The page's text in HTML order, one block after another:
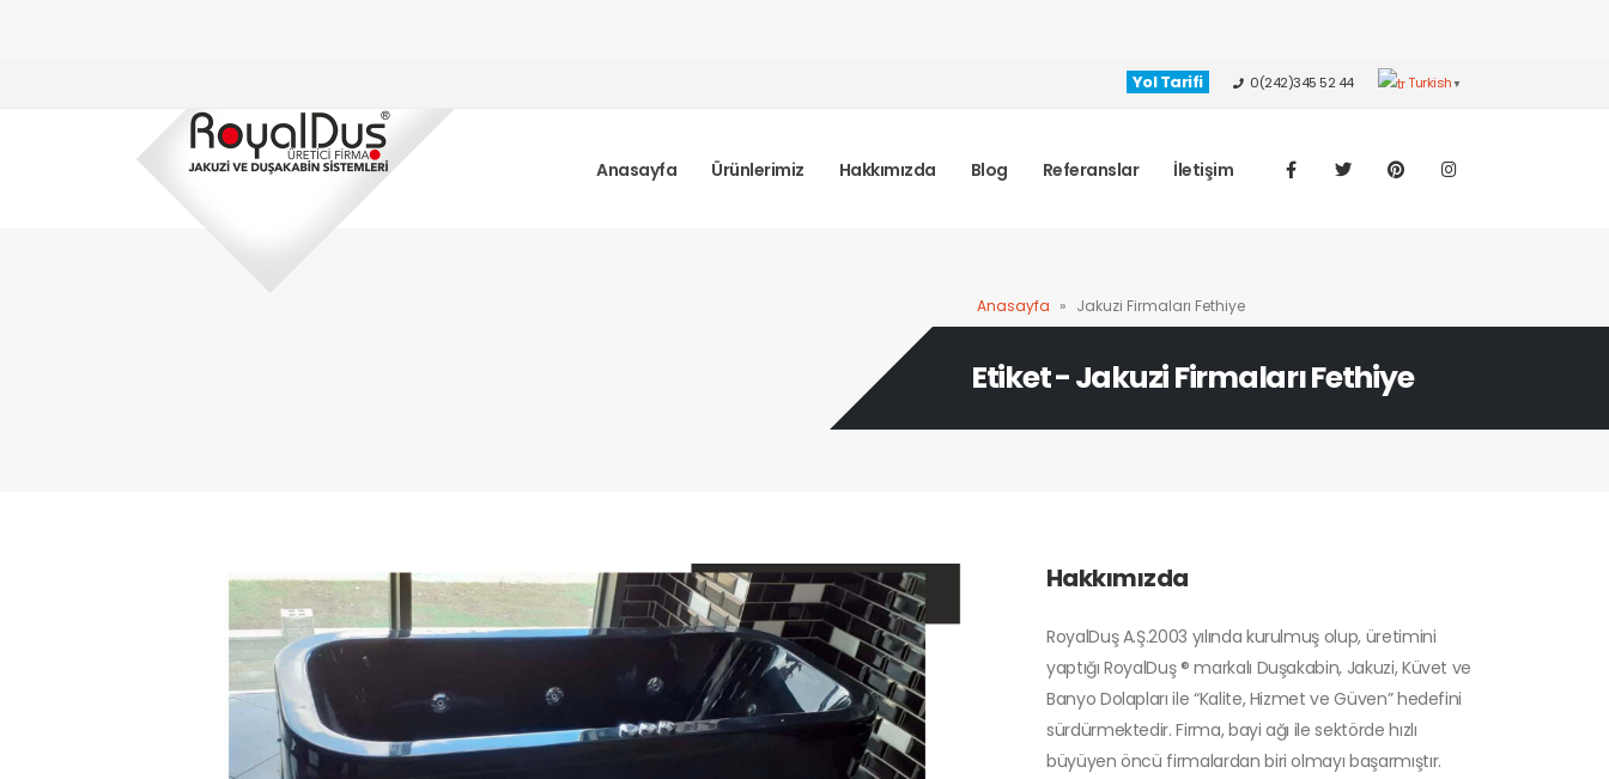
Yol Tarifi 0(242)345 52 44 Turkish ▼
Anasayfa Ürünlerimiz Hakkımızda Blog Referanslar İletişim
Anasayfa » Jakuzi Firmaları Fethiye
Etiket - Jakuzi Firmaları Fethiye
Hakkımızda
RoyalDuş A.Ş.2003 yılında kurulmuş olup, üretimini
yaptığı RoyalDuş ® markalı Duşakabin, Jakuzi, Küvet ve
Banyo Dolapları ile “Kalite, Hizmet ve Güven” hedefini
sürdürmektedir. Firma, bayi ağı ile sektörde hızlı
büyüyen öncü firmalardan biri olmayı başarmıştır.